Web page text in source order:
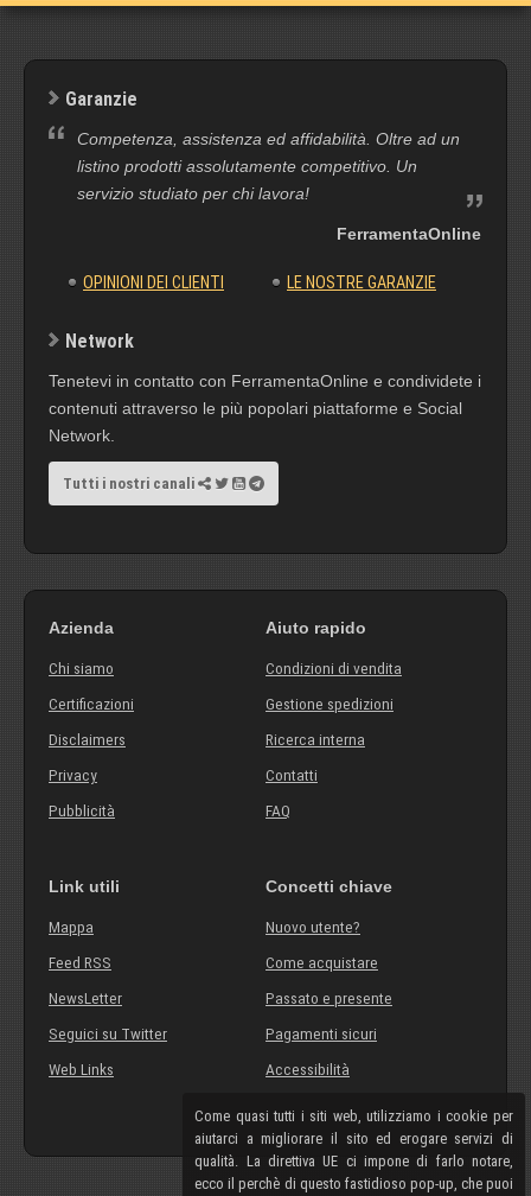
Come quasi tutti i siti web, utilizziamo i cookie per
aiutarci a migliorare il sito ed erogare servizi di
qualità. La direttiva UE ci impone di farlo notare,
ecco il perchè di questo fastidioso pop-up, che puoi
Garanzie
Competenza, assistenza ed affidabilità. Oltre ad un
listino prodotti assolutamente competitivo. Un
servizio studiato per chi lavora!
FerramentaOnline
OPINIONI DEI CLIENTI LE NOSTRE GARANZIE
Network
Tenetevi in contatto con FerramentaOnline e condividete i
contenuti attraverso le più popolari piattaforme e Social
Network.
Tutti i nostri canali
Azienda
Chi siamo
Certificazioni
Disclaimers
Privacy
Pubblicità
Aiuto rapido
Condizioni di vendita
Gestione spedizioni
Ricerca interna
Contatti
FAQ
Link utili
Mappa
Feed RSS
NewsLetter
Seguici su Twitter
Web Links
Concetti chiave
Nuovo utente?
Come acquistare
Passato e presente
Pagamenti sicuri
Accessibilità